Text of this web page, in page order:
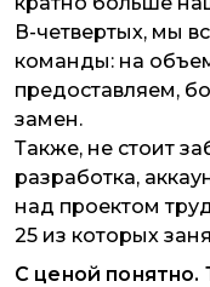
В-четвертых, мы
команды: на
предоставляем,
замен.
Также, не стоит
разработка,
над проектом
25 из которых
С ценой понятно.